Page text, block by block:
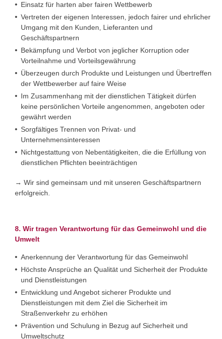
Einsatz für harten aber fairen Wettbewerb
Vertreten der eigenen Interessen, jedoch fairer und ehrlicher
Umgang mit den Kunden, Lieferanten und
Geschäftspartnern
Bekämpfung und Verbot von jeglicher Korruption oder
Vorteilnahme und Vorteilsgewährung
Überzeugen durch Produkte und Leistungen und Übertreffen
der Wettbewerber auf faire Weise
Im Zusammenhang mit der dienstlichen Tätigkeit dürfen
keine persönlichen Vorteile angenommen, angeboten oder
gewährt werden
Sorgfältiges Trennen von Privat- und
Unternehmensinteressen
Nichtgestattung von Nebentätigkeiten, die die Erfüllung von
dienstlichen Pflichten beeinträchtigen
→ Wir sind gemeinsam und mit unseren Geschäftspartnern
erfolgreich.
8. Wir tragen Verantwortung für das Gemeinwohl und die
Umwelt
Anerkennung der Verantwortung für das Gemeinwohl
Höchste Ansprüche an Qualität und Sicherheit der Produkte
und Dienstleistungen
Entwicklung und Angebot sicherer Produkte und
Dienstleistungen mit dem Ziel die Sicherheit im
Straßenverkehr zu erhöhen
Prävention und Schulung in Bezug auf Sicherheit und
Umweltschutz